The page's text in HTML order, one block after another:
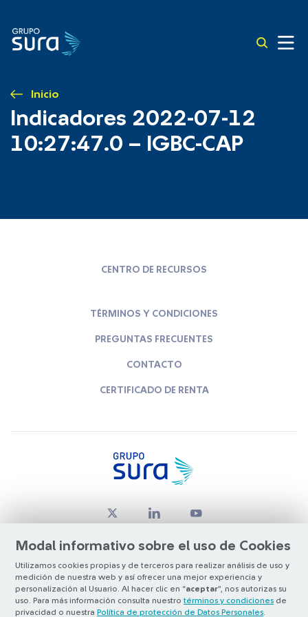
Inicio
Indicadores 2022-07-12
10:27:47.0 – IGBC-CAP
Modal informativo sobre el uso de Cookies
Utilizamos cookies propias y de terceros para realizar análisis de uso y
medición de nuestra web y así ofrecer una mejor experiencia y
personalización al Usuario. Al hacer clic en “aceptar”, nos autorizas su
uso. Para más información consulta nuestro términos y condiciones de
privacidad o nuestra Política de protección de Datos Personales
CENTRO DE RECURSOS
TÉRMINOS Y CONDICIONES
PREGUNTAS FRECUENTES
CONTACTO
CERTIFICADO DE RENTA
© Copyright Grupo SURA 2026